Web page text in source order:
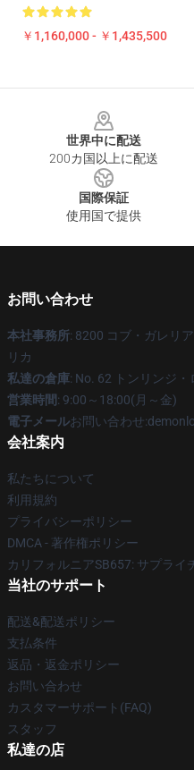
￥1,160,000 - ￥1,435,500
世界中に配送
200カ国以上に配送
国際保証
使用国で提供
お問い合わせ
本社事務所: 8200 コブ・ガレリ
リカ
私達の倉庫: No. 62 トンリンジ
営業時間: 9:00～18:00(月～金)
電子メールお問い合わせ
会社案内
私たちについて
利用規約
プライバシーポリシー
DMCA - 著作権ポリシー
カリフォルニアSB657: サプライ
当社のサポート
配送&配送ポリシー
支払条件
返品・返金ポリシー
お問い合わせ
カスタマーサポート(FAQ)
スタッフ
私達の店